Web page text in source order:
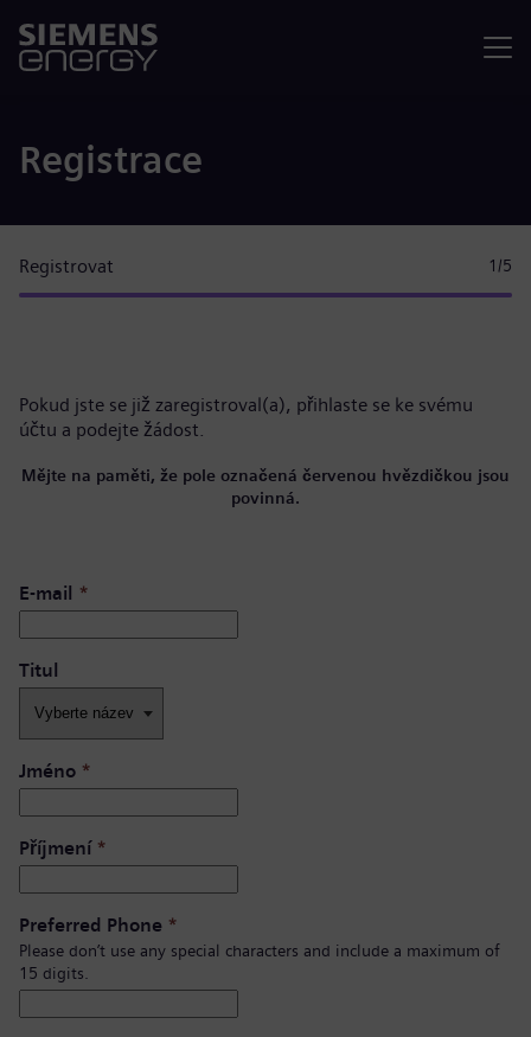
Registrace
Registrovat 1 /5
Pokud jste se již zaregistroval(a), přihlaste se ke svému
účtu a podejte žádost.
Mějte na paměti, že pole označená červenou hvězdičkou jsou
povinná.
E-mail *
Titul
Jméno *
Příjmení*
Preferred Phone *
Please don’t use any special characters and include a maximum of
15 digits.